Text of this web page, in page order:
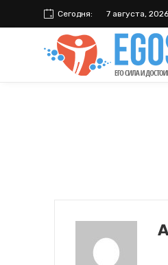
Сегодня: 7 августа, 2026